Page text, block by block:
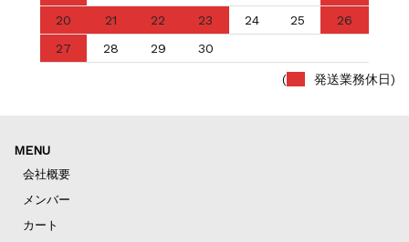
20
21 22 23 24 25
26
27
28 29 30
( 発送業務休日)
MENU
会社概要
メンバー
カート